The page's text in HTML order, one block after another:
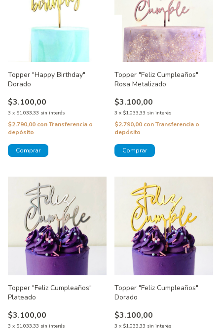
Topper "Happy Birthday"
Dorado
$3.100,00
3 x $1.033,33 sin interés
$2.790,00 conTransferencia o
depósito
Topper "Feliz Cumpleaños"
Rosa Metalizado
$3.100,00
3 x $1.033,33 sin interés
$2.790,00 conTransferencia o
depósito
Topper "Feliz Cumpleaños"
Plateado
$3.100,00
3 x $1.033,33 sin interés
Topper "Feliz Cumpleaños"
Dorado
$3.100,00
3 x $1.033,33 sin interés